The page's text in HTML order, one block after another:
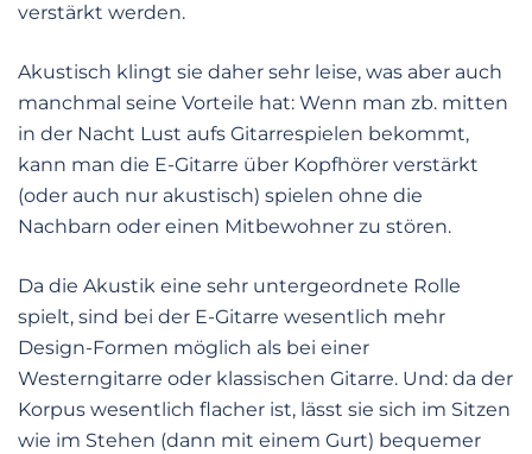
verstärkt werden.
Akustisch klingt sie daher sehr leise, was aber auch
manchmal seine Vorteile hat: Wenn man zb. mitten
in der Nacht Lust aufs Gitarrespielen bekommt,
kann man die E-Gitarre über Kopfhörer verstärkt
(oder auch nur akustisch) spielen ohne die
Nachbarn oder einen Mitbewohner zu stören.
Da die Akustik eine sehr untergeordnete Rolle
spielt, sind bei der E-Gitarre wesentlich mehr
Design-Formen möglich als bei einer
Westerngitarre oder klassischen Gitarre. Und: da der
Korpus wesentlich flacher ist, lässt sie sich im Sitzen
wie im Stehen (dann mit einem Gurt) bequemer